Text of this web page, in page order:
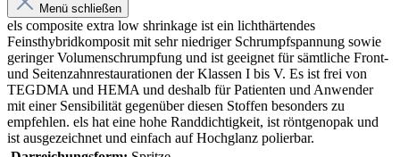
Menü schließen
els composite extra low shrinkage ist ein lichthärtendes
Feinsthybridkomposit mit sehr niedriger Schrumpfspannung sowie
geringer Volumenschrumpfung und ist geeignet für sämtliche Front-
und Seitenzahnrestaurationen der Klassen I bis V. Es ist frei von
TEGDMA und HEMA und deshalb für Patienten und Anwender
mit einer Sensibilität gegenüber diesen Stoffen besonders zu
empfehlen. els hat eine hohe Randdichtigkeit, ist röntgenopak und
ist ausgezeichnet und einfach auf Hochglanz polierbar.